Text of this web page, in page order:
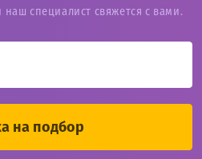
специалист свяжется с вами.